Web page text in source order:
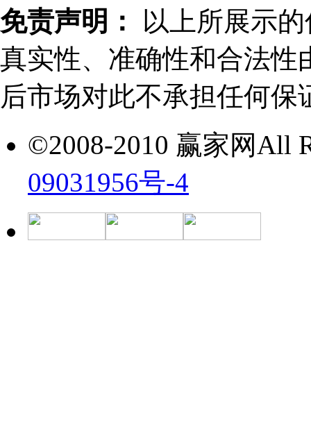
免责声明：
以上所展示
真实性、准确性和合法性
后市场对此不承担任何保
©2008-2010 赢家网All
09031956号-4